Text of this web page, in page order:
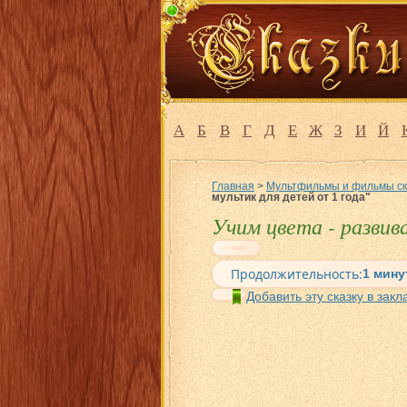
А Б В Г Д Е Ж З И Й
Главная >Мультфильмы и фильмы
мультик для детей от 1 года"
Учим цвета -
Продолжительность:1
Добавить эту сказку в